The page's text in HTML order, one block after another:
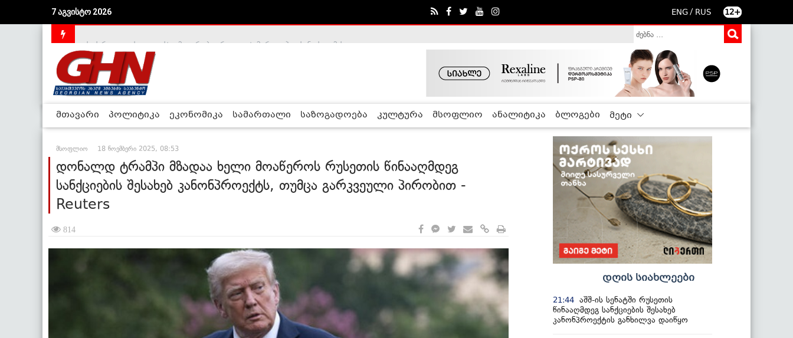
7 აგვისტო 2026 ENG / RUS 12+
მთავარი პოლიტიკა ეკონომიკა სამართალი საზოგადოება კულტურა მსოფლიო ანალიტიკა ბლოგები მეტი
მსოფლიო 18 ნოემბერი 2025, 08:53
დონალდ ტრამპი მზადაა ხელი მოაწეროს რუსეთის წინააღმდეგ
სანქციების შესახებ კანონპროექტს, თუმცა გარკვეული პირობით -
Reuters
814
დღის სიახლეები
21:44 აშშ-ის სენატში რუსეთის
წინააღმდეგ სანქციების შესახებ
კანონპროექტის განხილვა დაიწყო